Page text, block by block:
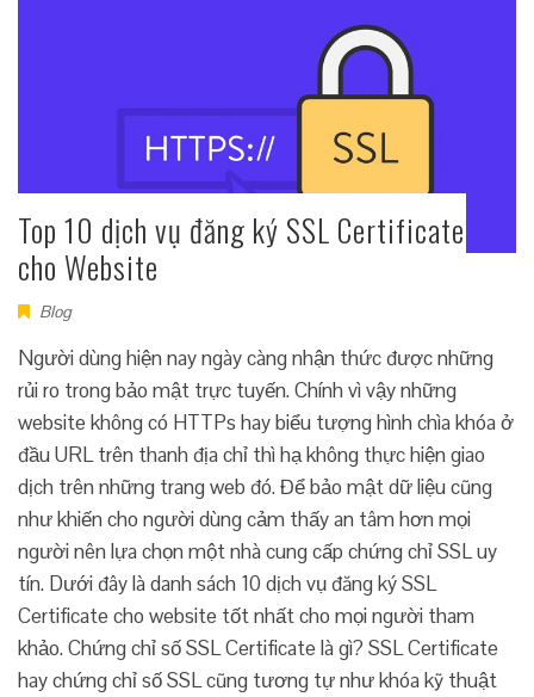
Top 10 dịch vụ đăng ký SSL Certificate
cho Website
Blog
Người dùng hiện nay ngày càng nhận thức được những
rủi ro trong bảo mật trực tuyến. Chính vì vậy những
website không có HTTPs hay biểu tượng hình chìa khóa ở
đầu URL trên thanh địa chỉ thì hạ không thực hiện giao
dịch trên những trang web đó. Để bảo mật dữ liệu cũng
như khiến cho người dùng cảm thấy an tâm hơn mọi
người nên lựa chọn một nhà cung cấp chứng chỉ SSL uy
tín. Dưới đây là danh sách 10 dịch vụ đăng ký SSL
Certificate cho website tốt nhất cho mọi người tham
khảo. Chứng chỉ số SSL Certificate là gì? SSL Certificate
hay chứng chỉ số SSL cũng tương tự như khóa kỹ thuật